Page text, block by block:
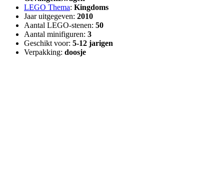
LEGO Thema: Kingdoms
Jaar uitgegeven: 2010
Aantal LEGO-stenen: 50
Aantal minifiguren: 3
Geschikt voor: 5-12 jarigen
Verpakking: doosje